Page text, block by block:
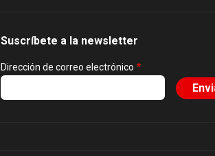
Suscríbete a la newsletter
Dirección de correo electrónico